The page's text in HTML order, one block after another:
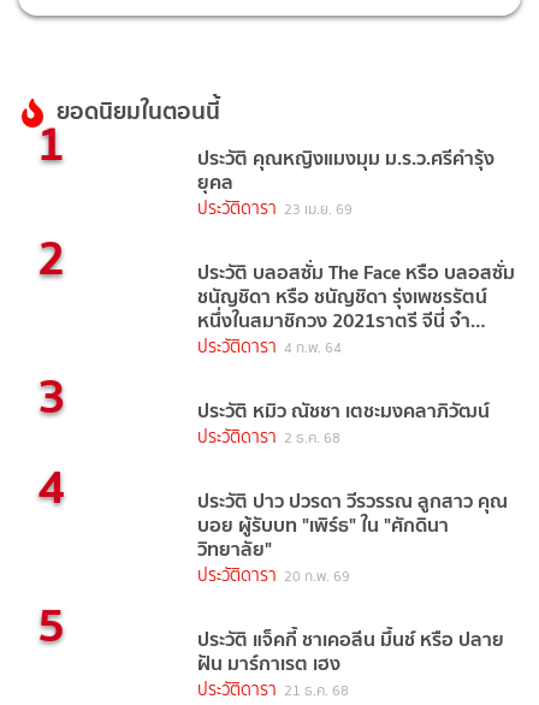
ยอดนิยมในตอนนี้
1 ประวัติ คุณหญิงแมงมุม ม.ร.ว.ศรีคำรุ้ง
ยุคล
ประวัติดารา 23 เม.ย. 69
2 ประวัติ บลอสซั่ม The Face หรือ บลอสซั่ม
ชนัญชิดา หรือ ชนัญชิดา รุ่งเพชรรัตน์
หนึ่งในสมาชิกวง 2021ราตรี จีนี่ จ๋า
(2021)
ประวัติดารา 4 ก.พ. 64
3 ประวัติ หมิว ณัชชา เตชะมงคลาภิวัฒน์
ประวัติดารา 2 ธ.ค. 68
4 ประวัติ ปาว ปวรดา วีรวรรณ ลูกสาว คุณ
บอย ผู้รับบท "เพิร์ธ" ใน "ศักดินา
วิทยาลัย"
ประวัติดารา 20 ก.พ. 69
5 ประวัติ แจ็คกี้ ชาเคอลีน มึ้นช์ หรือ ปลาย
ฝัน มาร์กาเรต เฮง
ประวัติดารา 21 ธ.ค. 68